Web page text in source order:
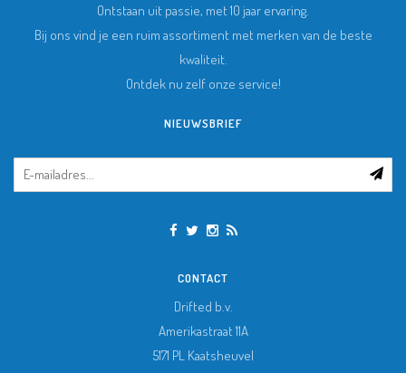
Ontstaan uit passie, met 10 jaar ervaring.
Bij ons vind je een ruim assortiment met merken van de beste
kwaliteit.
Ontdek nu zelf onze service!
NIEUWSBRIEF
CONTACT
Drifted b.v.
Amerikastraat 11A
5171 PL Kaatsheuvel